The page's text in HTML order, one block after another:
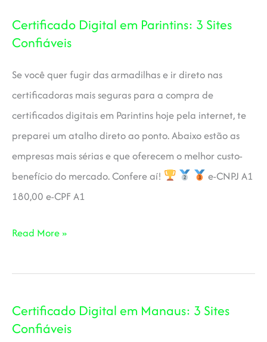
AM:
3
Sites
Confiáveis
Certificado Digital em Parintins: 3 Sites
Confiáveis
Se você quer fugir das armadilhas e ir direto nas
certificadoras mais seguras para a compra de
certificados digitais em Parintins hoje pela internet, te
preparei um atalho direto ao ponto. Abaixo estão as
empresas mais sérias e que oferecem o melhor custo-
benefício do mercado. Confere aí!
e-CNPJ A1
180,00 e-CPF A1
Certificado
em
3
Sites
Read More »
Certificado Digital em Manaus: 3 Sites
Confiáveis